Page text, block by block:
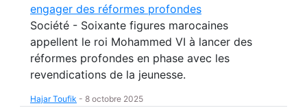
engager des réformes profondes
Société - Soixante figures marocaines
appellent le roi Mohammed VI à lancer des
réformes profondes en phase avec les
revendications de la jeunesse.
Hajar Toufik - 8 octobre 2025